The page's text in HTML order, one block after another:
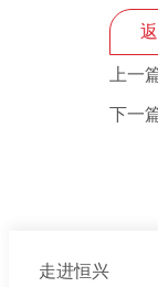
上一
下一
走进恒兴